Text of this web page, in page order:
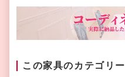
この家具のカテゴリー